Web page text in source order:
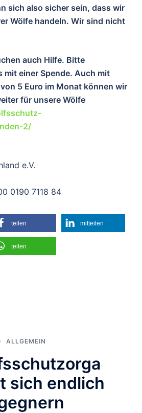
sich also sicher sein, dass wir
Wölfe handeln. Wir sind nicht
auch Hilfe. Bitte
mit einer Spende. Auch mit
5 Euro im Monat können wir
ter für unsere Wölfe
2/
e.V.
0190 7118 84
teilen mitteilen
teilen
ALLGEMEIN
sich endlich